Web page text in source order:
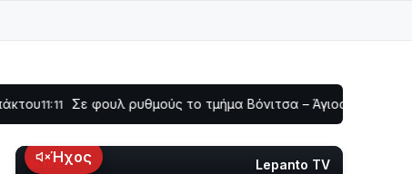
Σε φουλ ρυθμούς το τμήμα Βόνιτσα – Άγιος Νικόλαος |
LIVE Lepanto TV
Ήχος